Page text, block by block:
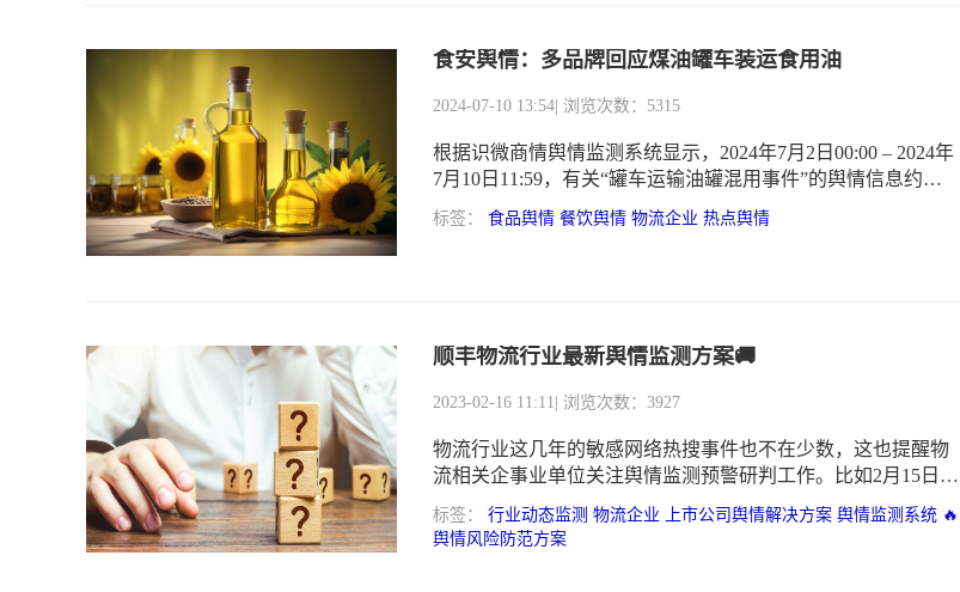
食安舆情：多品牌回应煤油罐车装运食用油
2024-07-10 13:54 | 浏览次数：5315
根据识微商情舆情监测系统显示，2024年7月2日00:00 – 2024年
7月10日11:59，有关“罐车运输油罐混用事件”的舆情信息约为
192万。通过观察趋势可知，舆情于07月09日达到最高峰。
标签： 食品舆情 餐饮舆情 物流企业 热点舆情
顺丰物流行业最新舆情监测方案🚚
2023-02-16 11:11 | 浏览次数：3927
物流行业这几年的敏感网络热搜事件也不在少数，这也提醒物
流相关企事业单位关注舆情监测预警研判工作。比如2月15日
“顺丰寄爱马仕包运输中被烧毁”登上了社交媒体热搜，爱马仕
主人发布的维权过程引发网友热议。类似事件轻则在短期造成
标签： 行业动态监测 物流企业 上市公司舆情解决方案 舆情监测系统 🔥
舆情风险防范方案